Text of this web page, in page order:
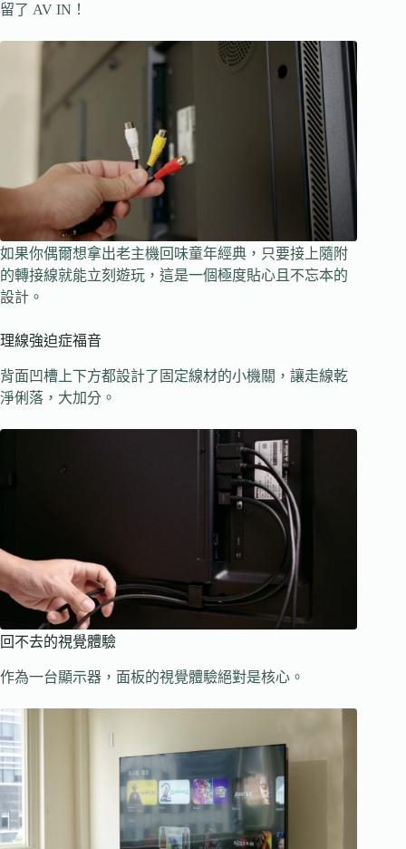
留了 AV IN！
如果你偶爾想拿出老主機回味童年經典，只要接上隨附
的轉接線就能立刻遊玩，這是一個極度貼心且不忘本的
設計。
理線強迫症福音
背面凹槽上下方都設計了固定線材的小機關，讓走線乾
淨俐落，大加分。
回不去的視覺體驗
作為一台顯示器，面板的視覺體驗絕對是核心。